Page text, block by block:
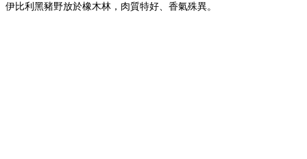
伊比利黑豬野放於橡木林，肉質特好、香氣殊異。